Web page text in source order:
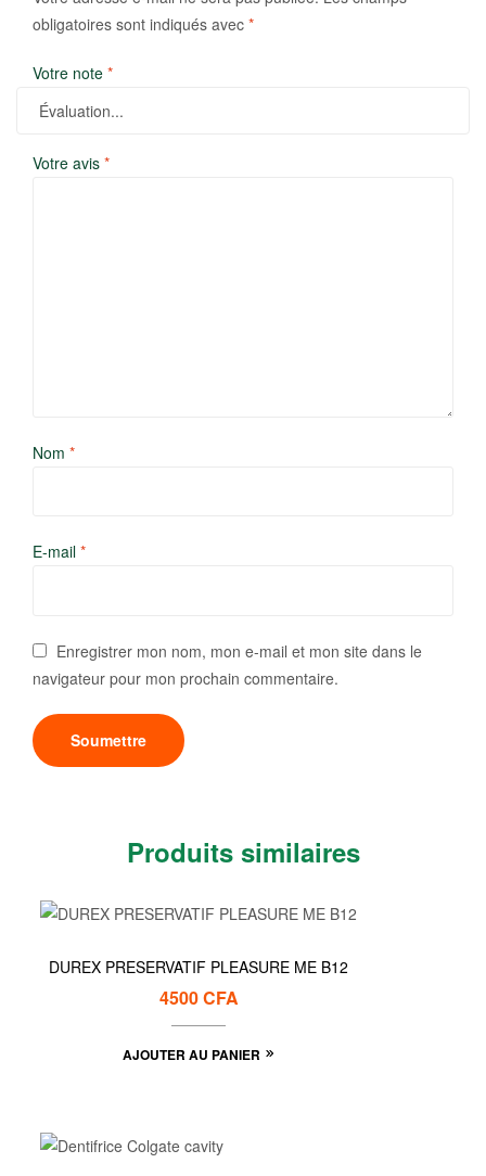
obligatoires sont indiqués avec *
Votre note *
Votre avis *
Nom *
E-mail *
Enregistrer mon nom, mon e-mail et mon site dans le
navigateur pour mon prochain commentaire.
Produits similaires
DUREX PRESERVATIF PLEASURE ME B12
4500CFA
AJOUTER AU PANIER